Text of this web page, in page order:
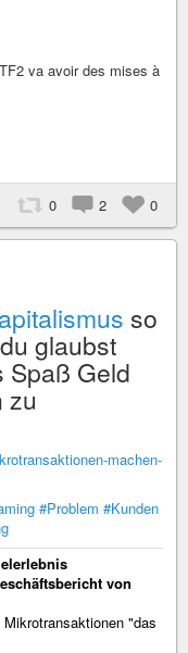
va avoir des mises à
0 2 0
so
glaubst
Spaß Geld
zu
machen-
#Problem #Kunden
von
"das